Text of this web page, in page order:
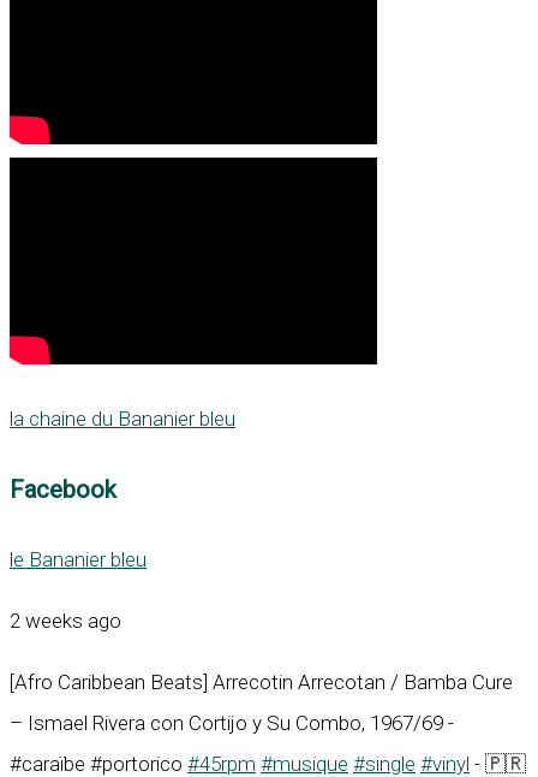
la chaine du Bananier bleu
Facebook
le Bananier bleu
2 weeks ago
[Afro Caribbean Beats] Arrecotin Arrecotan / Bamba Cure
– Ismael Rivera con Cortijo y Su Combo, 1967/69 -
#caraïbe #portorico #45rpm #musique #single #vinyl - 🇵🇷